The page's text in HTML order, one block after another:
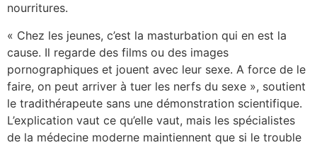
nourritures.
« Chez les jeunes, c’est la masturbation qui en est la
cause. Il regarde des films ou des images
pornographiques et jouent avec leur sexe. A force de le
faire, on peut arriver à tuer les nerfs du sexe », soutient
le tradithérapeute sans une démonstration scientifique.
L’explication vaut ce qu’elle vaut, mais les spécialistes
de la médecine moderne maintiennent que si le trouble